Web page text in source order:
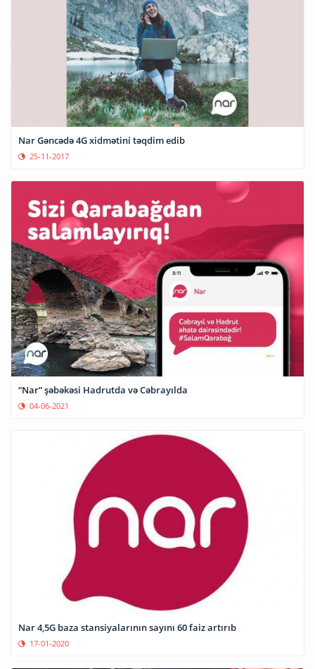
Nar Gəncədə 4G xidmətini təqdim edib
25-11-2017
“Nar” şəbəkəsi Hadrutda və Cəbrayılda
04-06-2021
Nar 4,5G baza stansiyalarının sayını 60 faiz artırıb
17-01-2020